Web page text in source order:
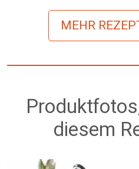
MEHR
diesem